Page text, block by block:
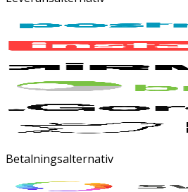
Betalningsalternativ